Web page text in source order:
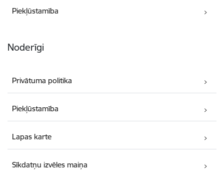
Piekļūstamība
Noderīgi
Privātuma politika
Piekļūstamība
Lapas karte
Sīkdatņu izvēles maiņa